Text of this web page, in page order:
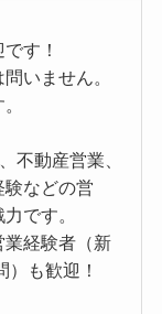
す！
いません。
不動産営業、
験などの営
です。
経験者（新
も歓迎！